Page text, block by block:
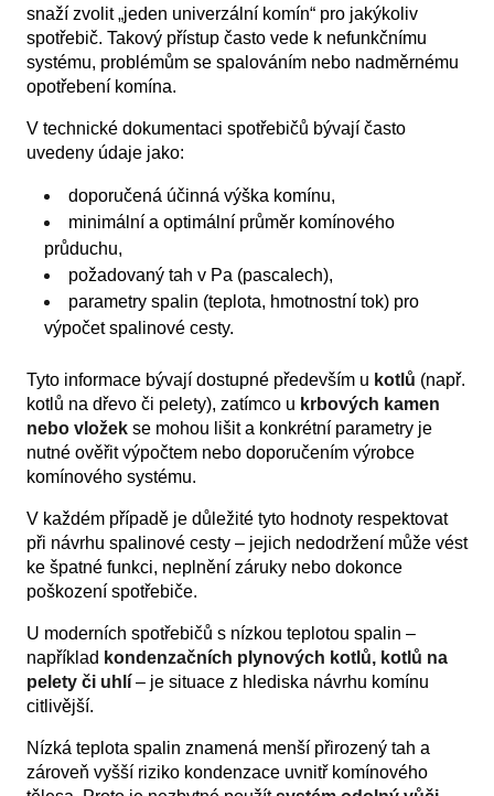
snaží zvolit „jeden univerzální komín“ pro jakýkoliv
spotřebič. Takový přístup často vede k nefunkčnímu
systému, problémům se spalováním nebo nadměrnému
opotřebení komína.
V technické dokumentaci spotřebičů bývají často
uvedeny údaje jako:
doporučená účinná výška komínu,
minimální a optimální průměr komínového
průduchu,
požadovaný tah v Pa (pascalech),
parametry spalin (teplota, hmotnostní tok) pro
výpočet spalinové cesty.
Tyto informace bývají dostupné především u kotlů (např.
kotlů na dřevo či pelety), zatímco u krbových kamen
nebo vložek se mohou lišit a konkrétní parametry je
nutné ověřit výpočtem nebo doporučením výrobce
komínového systému.
V každém případě je důležité tyto hodnoty respektovat
při návrhu spalinové cesty – jejich nedodržení může vést
ke špatné funkci, neplnění záruky nebo dokonce
poškození spotřebiče.
U moderních spotřebičů s nízkou teplotou spalin –
například kondenzačních plynových kotlů, kotlů na
pelety či uhlí – je situace z hlediska návrhu komínu
citlivější.
Nízká teplota spalin znamená menší přirozený tah a
zároveň vyšší riziko kondenzace uvnitř komínového